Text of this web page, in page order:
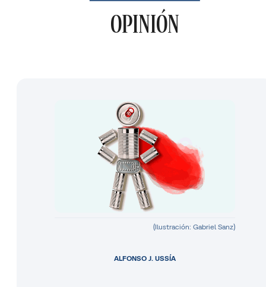
OPINIÓN
(Ilustración: Gabriel Sanz)
ALFONSO J. USSÍA